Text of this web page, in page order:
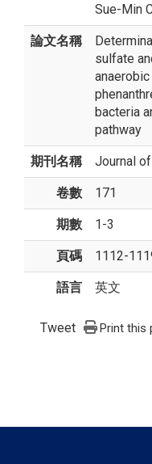
Sue-Min
論文名稱
sulfate
bacteria
pathway
期刊名稱 Journal
卷數 171
期數 1-3
頁碼 1112-
語言 英文
Tweet Print this